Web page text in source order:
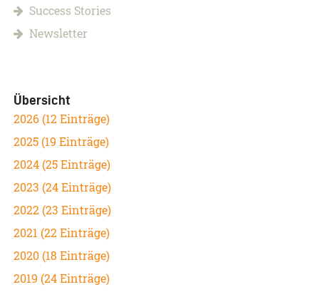
Success Stories
Newsletter
Übersicht
2026 (12 Einträge)
2025 (19 Einträge)
2024 (25 Einträge)
2023 (24 Einträge)
2022 (23 Einträge)
2021 (22 Einträge)
2020 (18 Einträge)
2019 (24 Einträge)